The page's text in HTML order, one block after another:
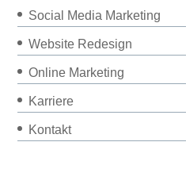
Social Media Marketing
Website Redesign
Online Marketing
Karriere
Kontakt